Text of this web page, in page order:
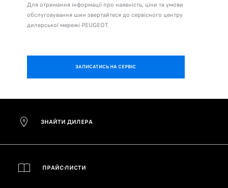
Для отримання інформації про наявність, ціни та умови
обслуговування шин звертайтеся до сервісного центру
дилерської мережі PEUGEOT.
ЗАПИСАТИСЬ НА СЕРВІС
ЗНАЙТИ ДИЛЕРА
ПРАЙС-ЛИСТИ